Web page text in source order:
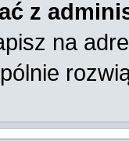
z
na